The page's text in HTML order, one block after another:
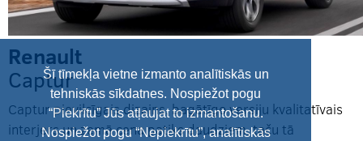
Šī tīmekļa vietne izmanto analītiskās un
tehniskās sīkdatnes. Nospiežot pogu
“Piekrītu” Jūs atļaujat to izmantošanu.
Nospiežot pogu “Nepiekrītu”, analītiskās
Renault
Captur
Captur pievilcīgais dizains, bagātīgo versiju kvalitatīvais
interjers un zemā cena patiks daudziem, taču tā